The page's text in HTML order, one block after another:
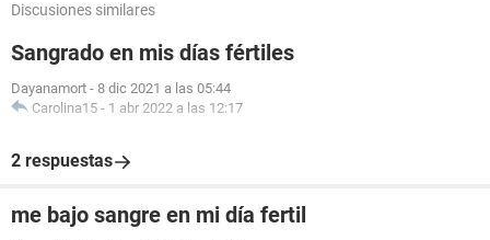
Discusiones similares
Sangrado en mis días fértiles
Dayanamort - 8 dic 2021 a las 05:44
Carolina15 - 1 abr 2022 a las 12:17
2 respuestas
me bajo sangre en mi día fertil